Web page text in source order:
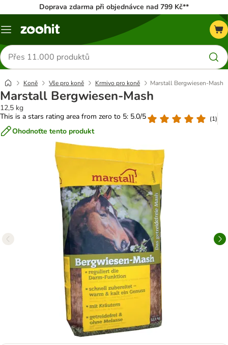
Doprava zdarma při objednávce nad 799 Kč**
Menu
Hledat
produkty
Koně Vše pro koně Krmivo pro koně Marstall Bergwiesen-Mash
Marstall Bergwiesen-Mash
12,5 kg
This is a stars rating area from zero to 5: 5.0/5
(1)
Ohodnoťte tento produkt